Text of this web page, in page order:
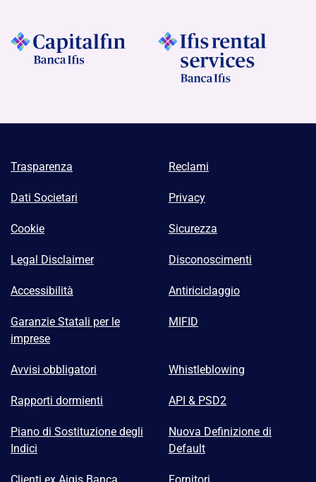
Trasparenza Reclami
Dati Societari Privacy
Cookie Sicurezza
Legal Disclaimer Disconoscimenti
Accessibilità Antiriciclaggio
Garanzie Statali per le
imprese
MIFID
Avvisi obbligatori Whistleblowing
Rapporti dormienti API & PSD2
Piano di Sostituzione degli
Indici
Nuova Definizione di
Default